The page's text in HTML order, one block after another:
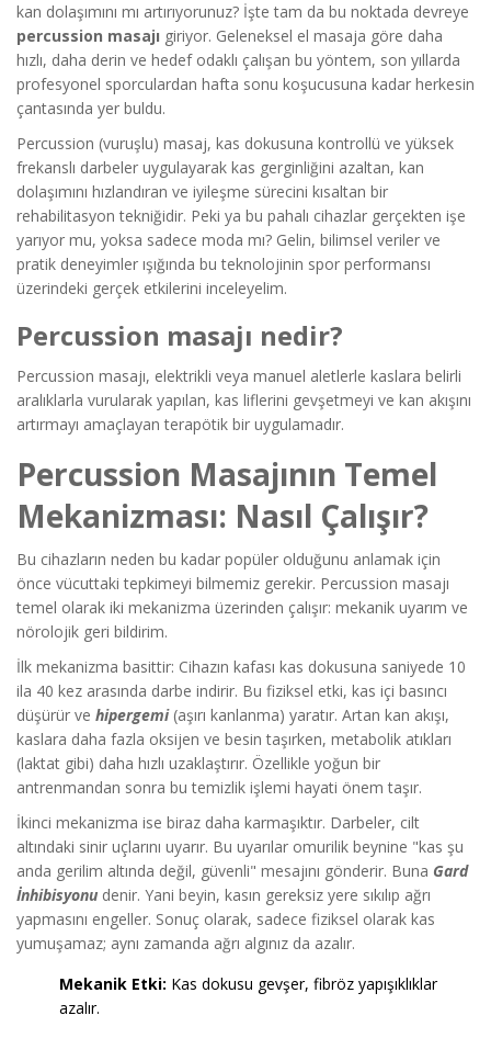
kan dolaşımını mı artırıyorunuz? İşte tam da bu noktada devreye
percussion masajı giriyor. Geleneksel el masaja göre daha
hızlı, daha derin ve hedef odaklı çalışan bu yöntem, son yıllarda
profesyonel sporculardan hafta sonu koşucusuna kadar herkesin
çantasında yer buldu.
Percussion (vuruşlu) masaj, kas dokusuna kontrollü ve yüksek
frekanslı darbeler uygulayarak kas gerginliğini azaltan, kan
dolaşımını hızlandıran ve iyileşme sürecini kısaltan bir
rehabilitasyon tekniğidir. Peki ya bu pahalı cihazlar gerçekten işe
yarıyor mu, yoksa sadece moda mı? Gelin, bilimsel veriler ve
pratik deneyimler ışığında bu teknolojinin spor performansı
üzerindeki gerçek etkilerini inceleyelim.
Percussion masajı nedir?
Percussion masajı, elektrikli veya manuel aletlerle kaslara belirli
aralıklarla vurularak yapılan, kas liflerini gevşetmeyi ve kan akışını
artırmayı amaçlayan terapötik bir uygulamadır.
Percussion Masajının Temel
Mekanizması: Nasıl Çalışır?
Bu cihazların neden bu kadar popüler olduğunu anlamak için
önce vücuttaki tepkimeyi bilmemiz gerekir. Percussion masajı
temel olarak iki mekanizma üzerinden çalışır: mekanik uyarım ve
nörolojik geri bildirim.
İlk mekanizma basittir: Cihazın kafası kas dokusuna saniyede 10
ila 40 kez arasında darbe indirir. Bu fiziksel etki, kas içi basıncı
düşürür ve hipergemi(aşırı kanlanma) yaratır. Artan kan akışı,
kaslara daha fazla oksijen ve besin taşırken, metabolik atıkları
(laktat gibi) daha hızlı uzaklaştırır. Özellikle yoğun bir
antrenmandan sonra bu temizlik işlemi hayati önem taşır.
İkinci mekanizma ise biraz daha karmaşıktır. Darbeler, cilt
altındaki sinir uçlarını uyarır. Bu uyarılar omurilik beynine "kas şu
anda gerilim altında değil, güvenli" mesajını gönderir. Buna Gard
İnhibisyonu denir. Yani beyin, kasın gereksiz yere sıkılıp ağrı
yapmasını engeller. Sonuç olarak, sadece fiziksel olarak kas
yumuşamaz; aynı zamanda ağrı algınız da azalır.
Mekanik Etki: Kas dokusu gevşer, fibröz yapışıklıklar
azalır.